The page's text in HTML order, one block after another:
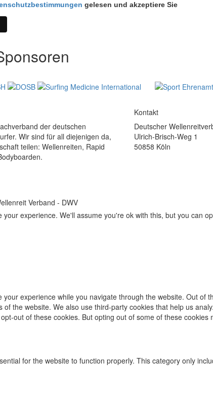
gelesen und akzeptiere Sie
der deutschen
Wir sind für all diejenigen da,
teilen: Wellenreiten, Rapid
Kontakt
Deutscher
Ulrich-Brisch-Weg 1
50858 Köln
Verband - DWV
experience. We'll assume you're ok with this, but you can
experience while you navigate through the website. Out
of the website. We also use third-party cookies that help us
out of these cookies. But opting out of some of these
for the website to function properly. This category only